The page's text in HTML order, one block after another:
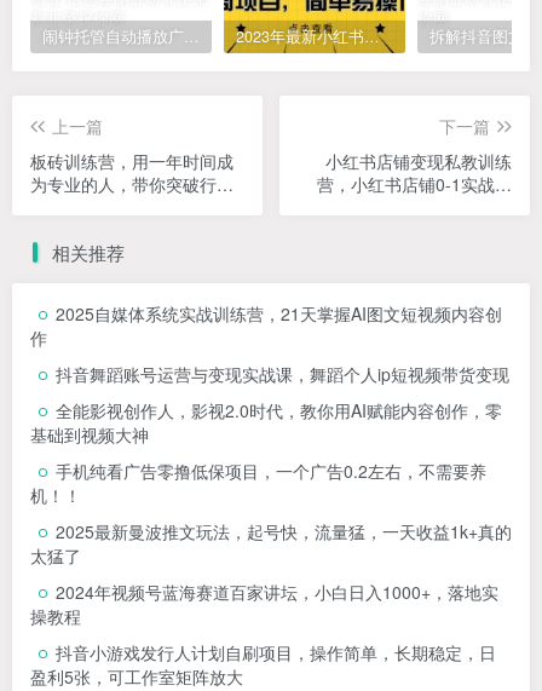
闹钟托管自动播放广告，单机5-10，无需人工操作 2023年最新小红书成人电商项目，简单易操作【详细教程】
上一篇
板砖训练营，用一年时间成
为专业的人，带你突破行动
下一篇
小红书店铺变现私教训练
营，小红书店铺0-1实战教
相关推荐
2025自媒体系统实战训练营，21天掌握AI图文短视频内容创
作
抖音舞蹈账号运营与变现实战课，舞蹈个人ip短视频带货变现
全能影视创作人，影视2.0时代，教你用AI赋能内容创作，​零
基础到视频大神
手机纯看广告零撸低保项目，一个广告0.2左右，不需要养
机！！
2025最新曼波推文玩法，起号快，流量猛，一天收益1k+真的
太猛了
2024年视频号蓝海赛道百家讲坛，小白日入1000+，落地实
操教程
抖音小游戏发行人计划自刷项目，操作简单，长期稳定，日
盈利5张，可工作室矩阵放大